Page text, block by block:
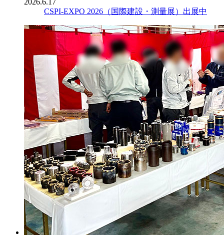
CSPI-EXPO 2026（国際建設・測量展）出展中